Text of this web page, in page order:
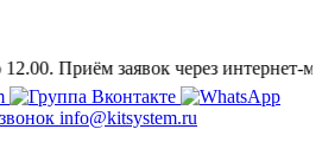
заявок через интернет-магазин
info@kitsystem.ru